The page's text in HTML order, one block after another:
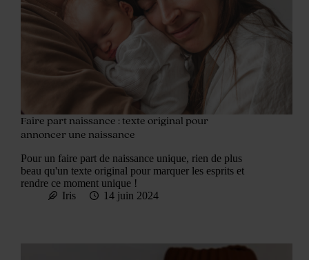
Faire part naissance : texte original pour
annoncer une naissance
Pour un faire part de naissance unique, rien de plus
beau qu'un texte original pour marquer les esprits et
rendre ce moment unique !
Iris
14 juin 2024